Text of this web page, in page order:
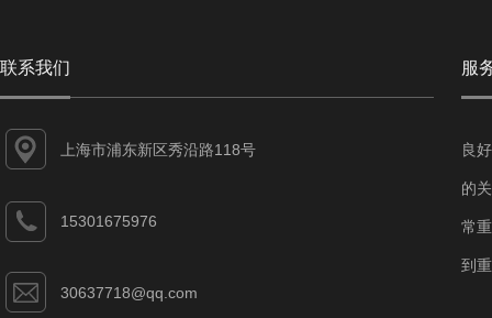
联系我们
上海市浦东新区秀沿路118号
15301675976
30637718@qq.com
服
良
的
常
到